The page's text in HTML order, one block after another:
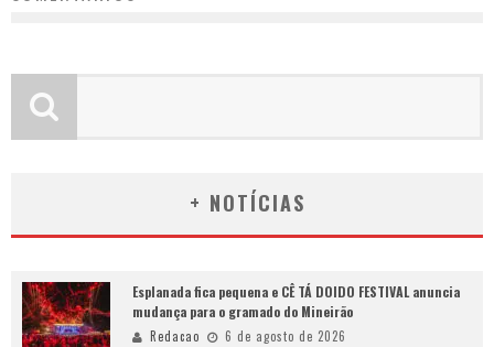
+ NOTÍCIAS
Esplanada fica pequena e CÊ TÁ DOIDO FESTIVAL anuncia
mudança para o gramado do Mineirão
Redacao 6 de agosto de 2026